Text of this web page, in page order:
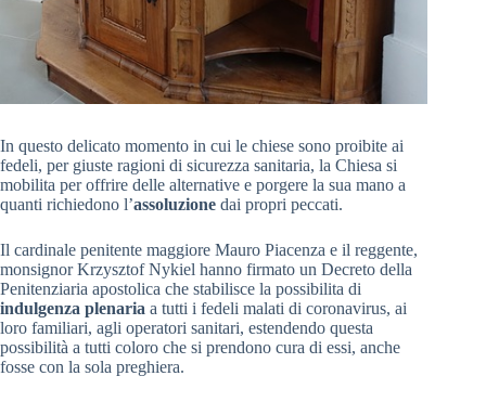
In questo delicato momento in cui le chiese sono proibite ai
fedeli, per giuste ragioni di sicurezza sanitaria, la Chiesa si
mobilita per offrire delle alternative e porgere la sua mano a
quanti richiedono l’assoluzione dai propri peccati.
Il cardinale penitente maggiore Mauro Piacenza e il reggente,
monsignor Krzysztof Nykiel hanno firmato un Decreto della
Penitenziaria apostolica che stabilisce la possibilita di
indulgenza plenaria a tutti i fedeli malati di coronavirus, ai
loro familiari, agli operatori sanitari, estendendo questa
possibilità a tutti coloro che si prendono cura di essi, anche
fosse con la sola preghiera.